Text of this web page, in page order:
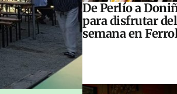
De Perlío a
para disfrutar
semana en